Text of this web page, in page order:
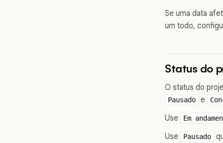
Se uma data
um todo,
Status do
O status do
Pausado e
Use
Em
Use
Pausado